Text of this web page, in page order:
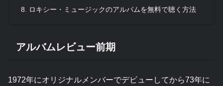
ロキシー・ミュージックのアルバムを無料で聴く方法
アルバムレビュー前期
1972年にオリジナルメンバーでデビューしてから73年に